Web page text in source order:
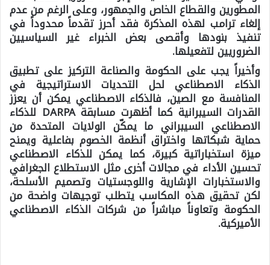
المطورين والقطاع الخاص والجمهور، وعلى الرغم من عدم
إلغاء ترامب لهذه المذكرة فقد أحرز تقدماً محدوداً في
تنفيذ بنودها وأقصى بعض الخبراء غير السياسيين
الضروريين لتفعيلها.
وأخيراً يجب على الحكومة والصناعة التركيز على تطبيق
الذكاء الاصطناعي لحل التحديات الاستراتيجية في
المنافسة مع الصين، فالذكاء الاصطناعي يمكن أن يعزز
القدرات السيبرانية كما أظهرت مسابقةDARPA للذكاء
الاصطناعي السيبراني ما يمكّن الولايات المتحدة من
حماية شبكاتها واختراق أنظمة الخصوم بفاعلية ويمنح
ميزة استخباراتية كبيرة، كما يمكن للذكاء الاصطناعي
تحسين الأداء في مجالات أخرى مثل الاستطلاع الجغرافي
والاستخبارات الإشارية واللوجستيات وتصميم الأسلحة،
لكن تحقيق هذه المكاسب يتطلب توجيهات واضحة من
الحكومة وتعاوناً مباشراً من شركات الذكاء الاصطناعي
الأميركية.